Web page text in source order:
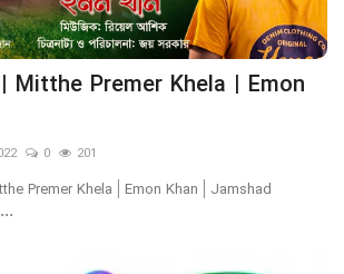
| Mitthe Premer Khela | Emon
0 201
Premer Khela | Emon Khan | Jamshad